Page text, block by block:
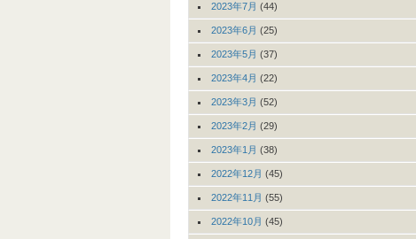
2023年7月 (44)
2023年6月 (25)
2023年5月 (37)
2023年4月 (22)
2023年3月 (52)
2023年2月 (29)
2023年1月 (38)
2022年12月 (45)
2022年11月 (55)
2022年10月 (45)